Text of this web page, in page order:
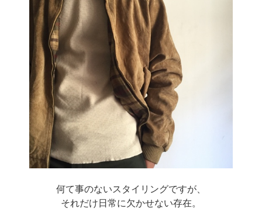
何て事のないスタイリングですが、
それだけ日常に欠かせない存在。